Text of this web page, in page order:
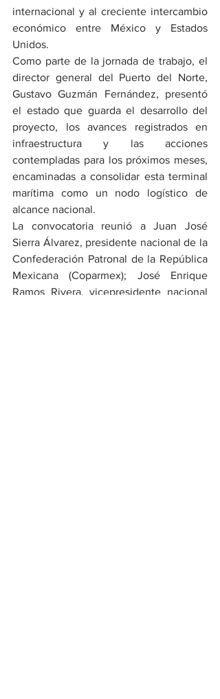
internacional y al creciente intercambio
económico entre México y Estados
Unidos.
Como parte de la jornada de trabajo, el
director general del Puerto del Norte,
Gustavo Guzmán Fernández, presentó
el estado que guarda el desarrollo del
proyecto, los avances registrados en
infraestructura y las acciones
contempladas para los próximos meses,
encaminadas a consolidar esta terminal
marítima como un nodo logístico de
alcance nacional.
La convocatoria reunió a Juan José
Sierra Álvarez, presidente nacional de la
Confederación Patronal de la República
Mexicana (Coparmex); José Enrique
Ramos Rivera, vicepresidente nacional